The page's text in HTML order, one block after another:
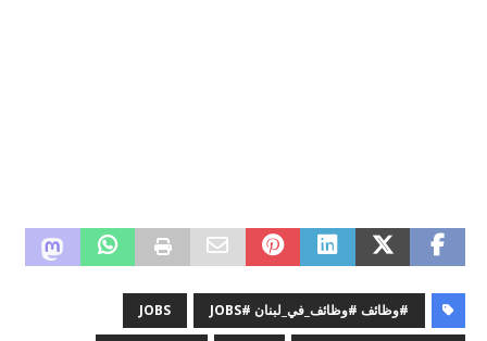
#وظائف #وظائف_في_لبنان #JOBS JOBS